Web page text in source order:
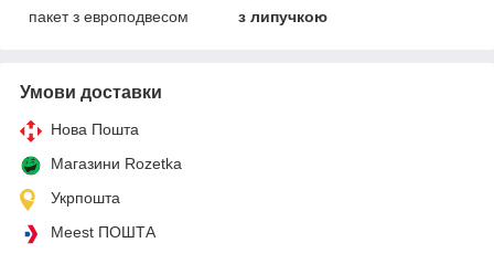
пакет з европодвесом
з липучкою
Умови доставки
Нова Пошта
Магазини Rozetka
Укрпошта
Meest ПОШТА